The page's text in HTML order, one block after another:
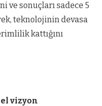
ve sonuçları sadece 5
teknolojinin devasa
kattığını
vizyon